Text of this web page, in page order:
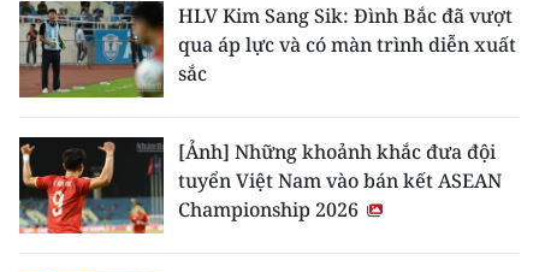
HLV Kim Sang Sik: Đình Bắc đã vượt
qua áp lực và có màn trình diễn xuất
sắc
[Ảnh] Những khoảnh khắc đưa đội
tuyển Việt Nam vào bán kết ASEAN
Championship 2026